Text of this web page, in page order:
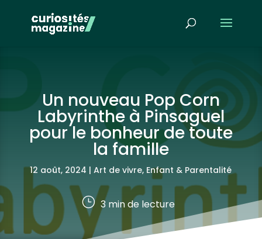
Un nouveau Pop Corn
Labyrinthe à Pinsaguel
pour le bonheur de toute
la famille
12 août, 2024 |Art de vivre, Enfant & Parentalité
} 3min de lecture